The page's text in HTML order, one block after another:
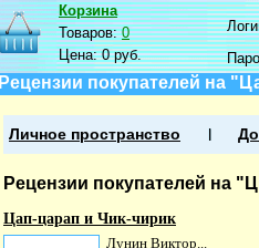
Корзина
Товаров:0
Цена:0 руб.
Рецензии покупателей на
Личное пространство
Рецензии покупателей на
Цап-царап и Чик-чирик
Лунин Виктор...